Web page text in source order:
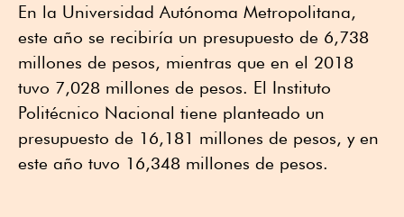
En la Universidad Autónoma Metropolitana,
este año se recibiría un presupuesto de 6,738
millones de pesos, mientras que en el 2018
tuvo 7,028 millones de pesos. El Instituto
Politécnico Nacional tiene planteado un
presupuesto de 16,181 millones de pesos, y en
este año tuvo 16,348 millones de pesos.